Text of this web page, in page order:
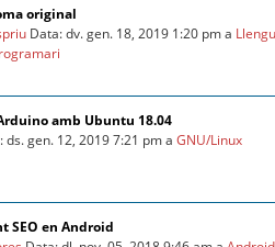
original
Data: dv. gen. 18, 2019 1:20 pm a
amb Ubuntu 18.04
ds. gen. 12, 2019 7:21 pm aGNU/Linux
SEO en Android